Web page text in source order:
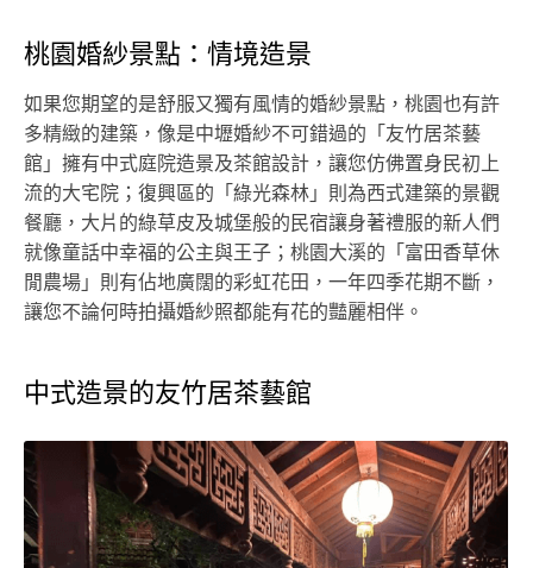
桃園婚紗景點：情境造景
如果您期望的是舒服又獨有風情的婚紗景點，桃園也有許
多精緻的建築，像是中壢婚紗不可錯過的「友竹居茶藝
館」擁有中式庭院造景及茶館設計，讓您仿佛置身民初上
流的大宅院；復興區的「綠光森林」則為西式建築的景觀
餐廳，大片的綠草皮及城堡般的民宿讓身著禮服的新人們
就像童話中幸福的公主與王子；桃園大溪的「富田香草休
閒農場」則有佔地廣闊的彩虹花田，一年四季花期不斷，
讓您不論何時拍攝婚紗照都能有花的豔麗相伴。
中式造景的友竹居茶藝館